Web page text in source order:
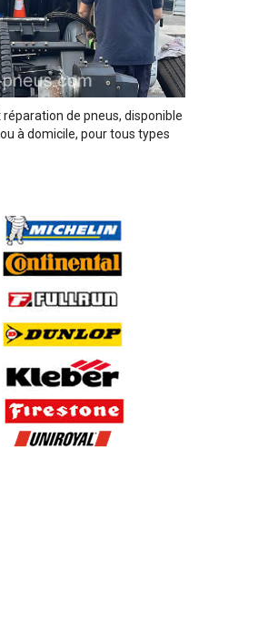
de pneus, disponible
à domicile, pour tous types